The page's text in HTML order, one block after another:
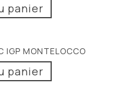
panier
IGP MONTELOCCO
panier